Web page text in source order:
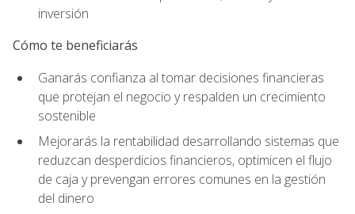
inversión
Cómo te beneficiarás
Ganarás confianza al tomar decisiones financieras
que protejan el negocio y respalden un crecimiento
sostenible
Mejorarás la rentabilidad desarrollando sistemas que
reduzcan desperdicios financieros, optimicen el flujo
de caja y prevengan errores comunes en la gestión
del dinero